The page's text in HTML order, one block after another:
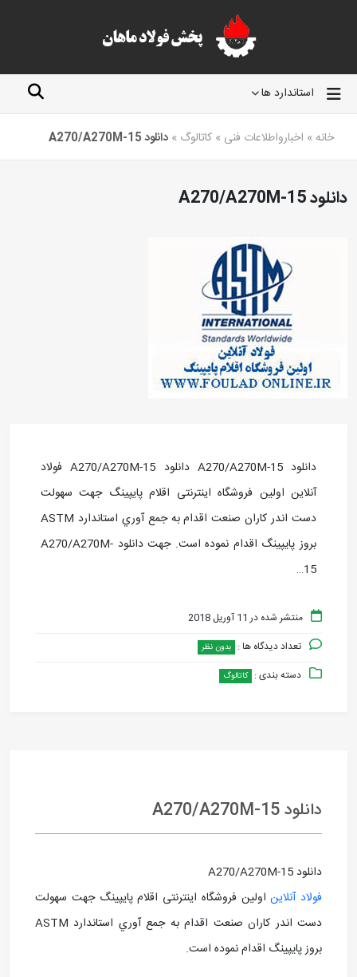
استاندارد ها
خانه » اخبارواطلاعات فنی » کاتالوگ » دانلود A270/A270M-15
دانلود A270/A270M-15
دانلود A270/A270M-15 دانلود A270/A270M-15 فولاد
آنلاین اولین فروشگاه اینترنتی اقلام پایپینگ جهت سهولت
دست اندر کاران صنعت اقدام به جمع آوري استاندارد ASTM
بروز پايپينگ اقدام نموده است. جهت دانلود A270/A270M-
15…
منتشر شده در 11 آوریل 2018
تعداد دیدگاه ها : بدون نظر
دسته بندی : کاتالوگ
دانلود A270/A270M-15
دانلود A270/A270M-15
فولاد آنلایناولین فروشگاه اینترنتی اقلام پایپینگ جهت سهولت
دست اندر کاران صنعت اقدام به جمع آوري استاندارد ASTM
بروز پايپينگ اقدام نموده است.